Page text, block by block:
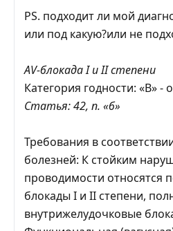
PS. подходит ли мой
или под какую?или не
АV-блокада I и II степени
Категория годности: «В» -
Статья: 42, п. «б»
Требования в
болезней: К стойким
проводимости относятся
блокады I и II степени,
внутрижелудочковые